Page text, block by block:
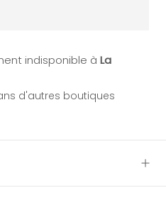
indisponible à La
d'autres boutiques